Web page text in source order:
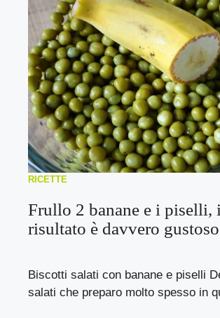
RICETTE
Frullo 2 banane e i piselli,
risultato è davvero
Biscotti salati con banane e piselli
salati che preparo molto spesso in